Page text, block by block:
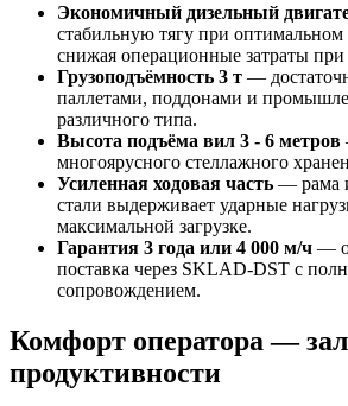
Экономичный дизельный
стабильную тягу при оптимальном
снижая операционные затраты
Грузоподъёмность 3 т —
паллетами, поддонами и
различного типа.
Высота подъёма вил 3 - 6 метров
многоярусного стеллажного
Усиленная ходовая часть — рама
стали выдерживает ударные
максимальной загрузке.
Гарантия 3 года или 4 000 м/ч —
поставка через SKLAD‑DST с
сопровождением.
Комфорт оператора —
продуктивности